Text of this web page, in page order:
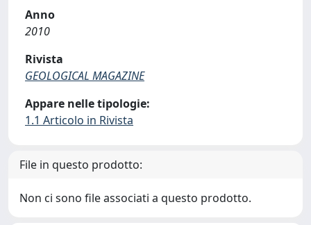
Anno
2010
Rivista
GEOLOGICAL MAGAZINE
Appare nelle tipologie:
1.1 Articolo in Rivista
File in questo prodotto:
Non ci sono file associati a questo prodotto.